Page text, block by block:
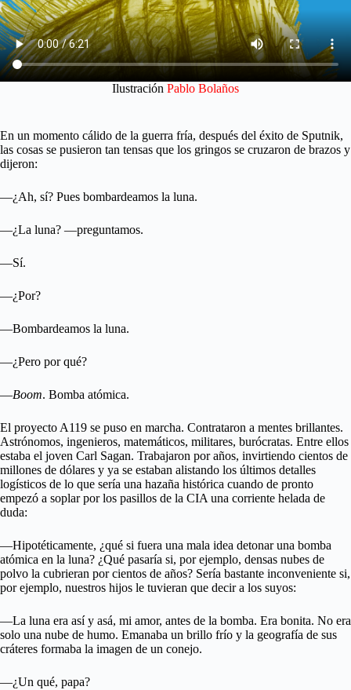
Ilustración Pablo Bolaños
En un momento cálido de la guerra fría, después del éxito de Sputnik,
las cosas se pusieron tan tensas que los gringos se cruzaron de brazos y
dijeron:
—¿Ah, sí? Pues bombardeamos la luna.
—¿La luna? —preguntamos.
—Sí.
—¿Por?
—Bombardeamos la luna.
—¿Pero por qué?
—Boom. Bomba atómica.
El proyecto A119 se puso en marcha. Contrataron a mentes brillantes.
Astrónomos, ingenieros, matemáticos, militares, burócratas. Entre ellos
estaba el joven Carl Sagan. Trabajaron por años, invirtiendo cientos de
millones de dólares y ya se estaban alistando los últimos detalles
logísticos de lo que sería una hazaña histórica cuando de pronto
empezó a soplar por los pasillos de la CIA una corriente helada de
duda:
—Hipotéticamente, ¿qué si fuera una mala idea detonar una bomba
atómica en la luna? ¿Qué pasaría si, por ejemplo, densas nubes de
polvo la cubrieran por cientos de años? Sería bastante inconveniente si,
por ejemplo, nuestros hijos le tuvieran que decir a los suyos:
—La luna era así y asá, mi amor, antes de la bomba. Era bonita. No era
solo una nube de humo. Emanaba un brillo frío y la geografía de sus
cráteres formaba la imagen de un conejo.
—¿Un qué, papa?